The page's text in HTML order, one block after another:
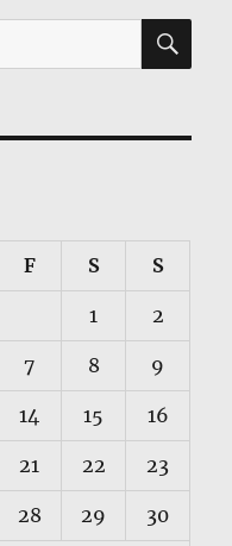
F S S
1 2
7 8 9
14 15 16
21 22 23
28 29 30